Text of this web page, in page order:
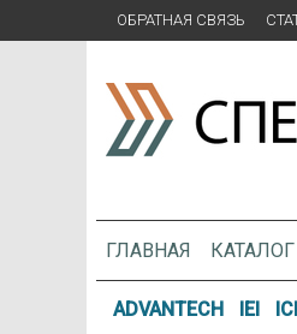
ОБРАТНАЯ СВЯЗЬ
ГЛАВНАЯ КАТАЛОГ
ADVANTECH IEI